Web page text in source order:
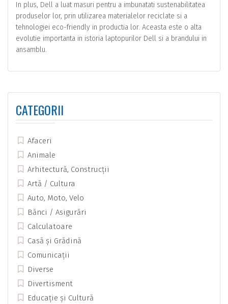
In plus, Dell a luat masuri pentru a imbunatati sustenabilitatea
produselor lor, prin utilizarea materialelor reciclate si a
tehnologiei eco-friendly in productia lor. Aceasta este o alta
evolutie importanta in istoria laptopurilor Dell si a brandului in
ansamblu.
CATEGORII
Afaceri
Animale
Arhitectură, Construcții
Artă / Cultura
Auto, Moto, Velo
Bănci / Asigurări
Calculatoare
Casă și Grădină
Comunicații
Diverse
Divertisment
Educație și Cultură